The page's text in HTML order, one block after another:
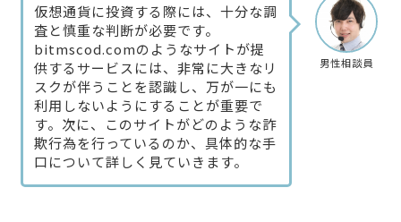
男性相談員
仮想通貨に投資する際には、十分な調
査と慎重な判断が必要です。
bitmscod.comのようなサイトが提
供するサービスには、非常に大きなリ
スクが伴うことを認識し、万が一にも
利用しないようにすることが重要で
す。次に、このサイトがどのような詐
欺行為を行っているのか、具体的な手
口について詳しく見ていきます。